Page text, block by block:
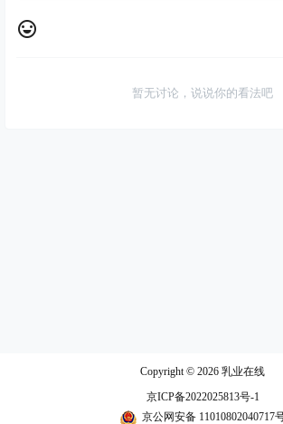
暂无讨论，说说你的看法吧
Copyright © 2026 乳业在线
京ICP备2022025813号-1
京公网安备 11010802040717